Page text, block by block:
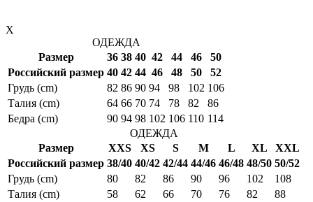
X
ОДЕЖДА
Размер
36 38 40 42 44 46
50
Российский размер 40 42 44 46 48 50
52
Грудь (cm)
82 86 90 94 98 102 106
Талия (cm)
64 66 70 74 78 82
86
Бедра (cm)
90 94 98 102 106 110 114
ОДЕЖДА
Размер
XXS XS S M L XL
XXL
Российский размер 38/40 40/42 42/44 44/46 46/48 48/50 50/52
Грудь (cm)
80 82 86 90 96 102
108
Талия (cm)
58 62 66 70 76 82
88